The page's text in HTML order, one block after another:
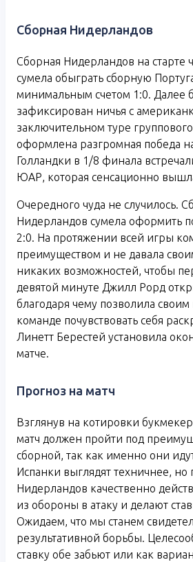
Сборная Нидерландов
Сборная Нидерландов на старте
сумела обыграть сборную
минимальным счетом 1:0. Далее
зафиксирован ничья с
заключительном туре
оформлена разгромная победа
Голландки в 1/8 финала
ЮАР, которая сенсационно
Очередного чуда не случилось.
Нидерландов сумела оформить
2:0. На протяжении всей игры
преимуществом и не давала
никаких возможностей, чтобы
девятой минуте Джилл Рорд
благодаря чему позволила
команде почувствовать себя
Линетт Берестей установила
матче.
Прогноз на матч
Взглянув на котировки
матч должен пройти под
сборной, так как именно они
Испанки выглядят техничнее, но
Нидерландов качественно
из обороны в атаку и делают
Ожидаем, что мы станем
результативной борьбы.
ставку обе забьют или как